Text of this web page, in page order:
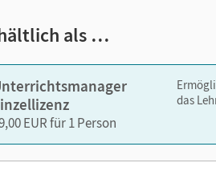
Arbeitsauftrag
Sie den Unterrichtsmanager auf
als …
EUR für 1 Person
das